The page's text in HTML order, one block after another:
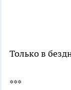
Только в
***